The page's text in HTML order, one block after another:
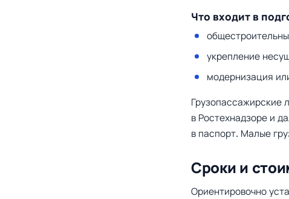
Что входит в
укрепление
модернизация
Грузопассажирские
в Ростехнадзоре и
в паспорт. Малые
Сроки и
Ориентировочно